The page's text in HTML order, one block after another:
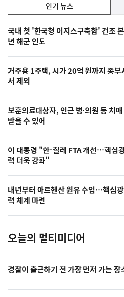
기,
최
신,
오
늘
의
영
상
오
늘
의
사
진
인기 뉴스
기
뉴
스
국내 첫 '한국형 이지스구축함' 건조
년 해군 인도
거주용 1주택, 시가 20억 원까지 종부
서 제외
보훈의료대상자, 인근 병·의원 등 치
받을 수 있어
이 대통령 "한-칠레 FTA 개선…핵심
력 더욱 강화"
내년부터 아르헨산 원유 수입…핵심
력 체계 마련
오늘의 멀티미디어
경찰이 출근하기 전 가장 먼저 가는 장